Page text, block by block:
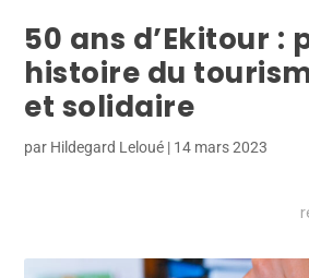
50 ans d’Ekitour :
histoire du
et solidaire
par Hildegard Leloué | 14 mars 2023